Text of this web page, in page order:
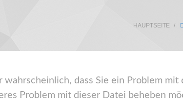
HAUPTSEITE
dass Sie ein Problem mit
Problem mit dieser Datei beheben